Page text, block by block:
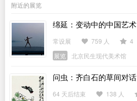
附近的展览
绵延：变动中的中国艺术
常设展 759 人
4
展览
北京民生现代美术馆
问虫：齐白石的草间对话
64 天后结束 138 人